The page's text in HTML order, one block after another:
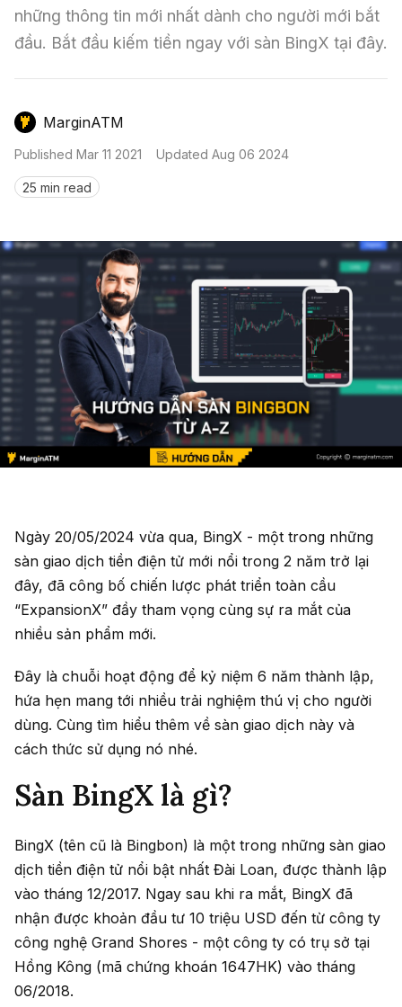
Kinh Nghiệm Đầu Tư
Sàn Giao Dịch
Mô Hình Biểu Đồ Giá
GameFi
Sign in
những thông tin mới nhất dành cho người mới bắt
đầu. Bắt đầu kiếm tiền ngay với sàn BingX tại đây.
MarginATM
Published Mar 11 2021 Updated Aug 06 2024
25 min read
Ngày 20/05/2024 vừa qua, BingX - một trong những
sàn giao dịch tiền điện tử mới nổi trong 2 năm trở lại
đây, đã công bố chiến lược phát triển toàn cầu
“ExpansionX” đầy tham vọng cùng sự ra mắt của
nhiều sản phẩm mới.
Đây là chuỗi hoạt động để kỷ niệm 6 năm thành lập,
hứa hẹn mang tới nhiều trải nghiệm thú vị cho người
dùng. Cùng tìm hiểu thêm về sàn giao dịch này và
cách thức sử dụng nó nhé.
Sàn BingX là gì?
BingX (tên cũ là Bingbon) là một trong những sàn giao
dịch tiền điện tử nổi bật nhất Đài Loan, được thành lập
vào tháng 12/2017. Ngay sau khi ra mắt, BingX đã
nhận được khoản đầu tư 10 triệu USD đến từ công ty
công nghệ Grand Shores - một công ty có trụ sở tại
Hồng Kông (mã chứng khoán 1647HK) vào tháng
06/2018.